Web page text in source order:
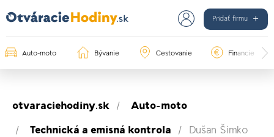
Pridať firmu
Auto-moto Bývanie Cestovanie Financie
otvaraciehodiny.sk Auto-moto
Technická a emisná kontrola Dušan Šimko